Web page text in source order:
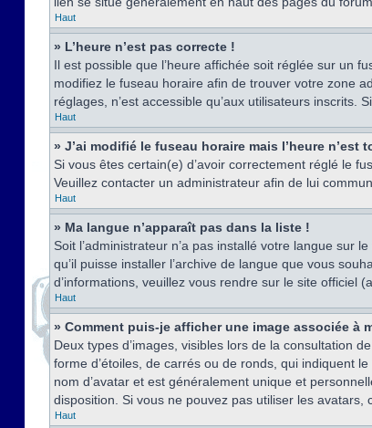
Haut
» L’heure n’est pas correcte !
Il est possible que l’heure affichée soit réglée sur un
modifiez le fuseau horaire afin de trouver votre zone
réglages, n’est accessible qu’aux utilisateurs inscrits.
Haut
» J’ai modifié le fuseau horaire mais l’heure n’est
Si vous êtes certain(e) d’avoir correctement réglé le
Veuillez contacter un administrateur afin de lui
Haut
» Ma langue n’apparaît pas dans la liste !
Soit l’administrateur n’a pas installé votre langue sur
qu’il puisse installer l’archive de langue que vous
d’informations, veuillez vous rendre sur le site officiel
Haut
» Comment puis-je afficher une image associée à
Deux types d’images, visibles lors de la consultation
forme d’étoiles, de carrés ou de ronds, qui indiquent
nom d’avatar et est généralement unique et
disposition. Si vous ne pouvez pas utiliser les avatars,
Haut